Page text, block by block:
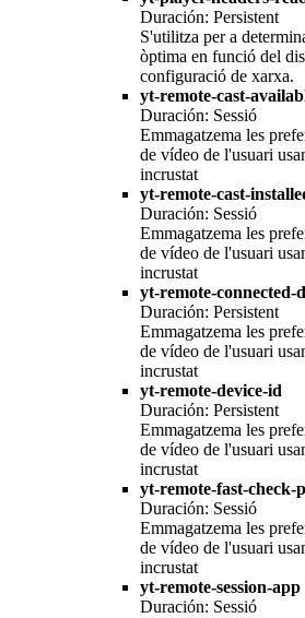
Duración: Persistent
S'utilitza per a
òptima en funció del
configuració de xarxa.
yt-remote-cast-
Duración: Sessió
Emmagatzema les
de vídeo de l'usuari
incrustat
yt-remote-cast-
Duración: Sessió
Emmagatzema les
de vídeo de l'usuari
incrustat
yt-remote-connected-
Duración: Persistent
Emmagatzema les
de vídeo de l'usuari
incrustat
yt-remote-device-id
Duración: Persistent
Emmagatzema les
de vídeo de l'usuari
incrustat
yt-remote-fast-check-
Duración: Sessió
Emmagatzema les
de vídeo de l'usuari
incrustat
yt-remote-session-app
Duración: Sessió